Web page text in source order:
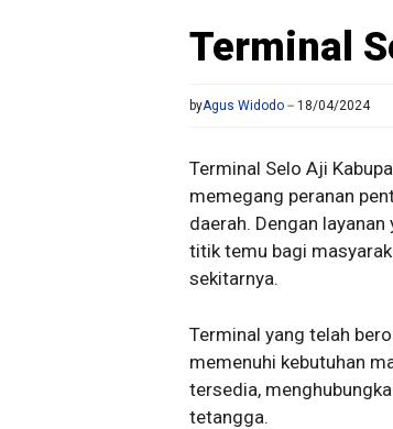
Terminal
byAgus Widodo 18/04/2024
Terminal Selo Aji
memegang peranan
daerah. Dengan
titik temu bagi
sekitarnya.
Terminal yang telah
memenuhi kebutuhan
tersedia,
tetangga.